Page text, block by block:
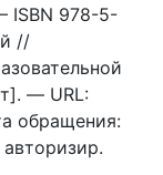
ISBN 978-5-
//
— URL:
обращения: